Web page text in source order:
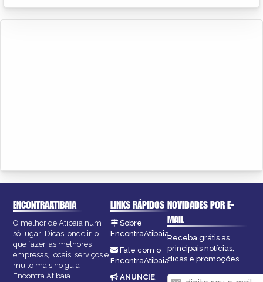
ENCONTRAATIBAIA
O melhor de Atibaia num
só lugar! Dicas, onde ir, o
que fazer, as melhores
empresas, locais, serviços e
muito mais no guia
Encontra Atibaia.
LINKS RÁPIDOS
Sobre
EncontraAtibaia
Fale com o
EncontraAtibaia
ANUNCIE:
NOVIDADES POR E-
MAIL
Receba grátis as
principais notícias,
dicas e promoções